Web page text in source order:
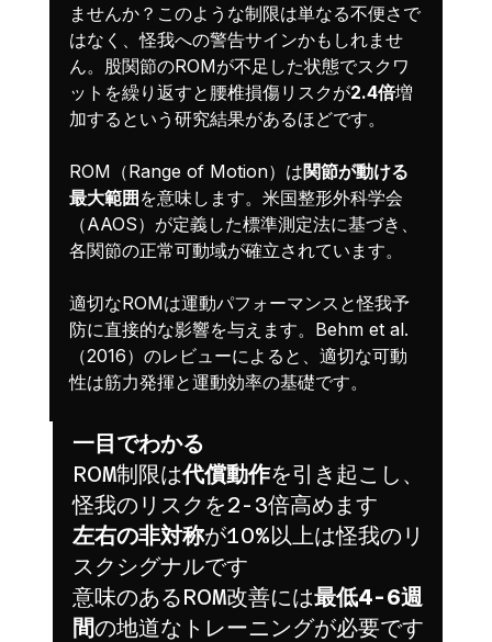
ませんか？このような制限は単なる不便さで
はなく、怪我への警告サインかもしれませ
ん。股関節のROMが不足した状態でスクワ
ットを繰り返すと腰椎損傷リスクが2.4倍増
加するという研究結果があるほどです。
ROM（Range of Motion）は関節が動ける
最大範囲を意味します。米国整形外科学会
（AAOS）が定義した標準測定法に基づき、
各関節の正常可動域が確立されています。
適切なROMは運動パフォーマンスと怪我予
防に直接的な影響を与えます。Behm et al.
（2016）のレビューによると、適切な可動
性は筋力発揮と運動効率の基礎です。
一目でわかる
ROM制限は代償動作を引き起こし、
怪我のリスクを2-3倍高めます
左右の非対称が10%以上は怪我のリ
スクシグナルです
意味のあるROM改善には最低4-6週
間の地道なトレーニングが必要です